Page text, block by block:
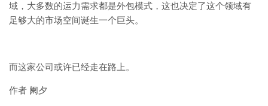
域，大多数的运力需求都是外包模式，这也决定了这个领域有
足够大的市场空间诞生一个巨头。
而这家公司或许已经走在路上。
作者 阑夕